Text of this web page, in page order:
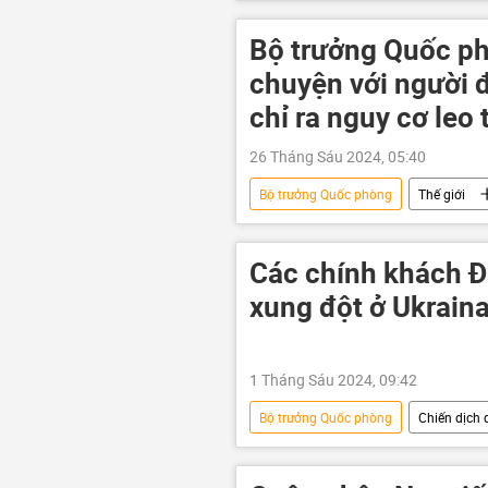
Bộ trưởng Quốc
chuyện với người
chỉ ra nguy cơ leo
26 Tháng Sáu 2024, 05:40
Bộ trưởng Quốc phòng Thế giới
Andrei Belousov
Ukraina
Các chính khách
xung đột ở Ukraina
1 Tháng Sáu 2024, 09:42
Bộ trưởng Quốc phòng Chiến dịch
Ukraina
lực lượng vũ trang
NATO
Đức